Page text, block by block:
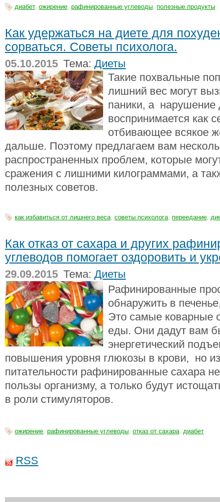
диабет, ожирение, рафинированные углеводы, полезные продукты
Как удержаться на диете для
сорваться. Советы психолога.
05.10.2015 Тема: Диеты
Такие похвальные
лишний вес могут
паники, а нарушение
воспринимается как
отбивающее всякое
дальше. Поэтому предлагаем вам
распространенных проблем, которые
сражения с лишними килограммами, а
полезных советов.
как избавиться от лишнего веса, советы психолога, переедание,
Как отказ от сахара и других
углеводов помогает оздоровить и
29.09.2015 Тема: Диеты
Рафинированные
обнаружить в
Это самые коварные
еды. Они дадут вам
энергетический
повышения уровня глюкозы в крови, но
питательности рафинированные сахара
пользы организму, а только будут
в роли стимуляторов.
ожирение, рафинированные углеводы, отказ от сахара, диабет
RSS